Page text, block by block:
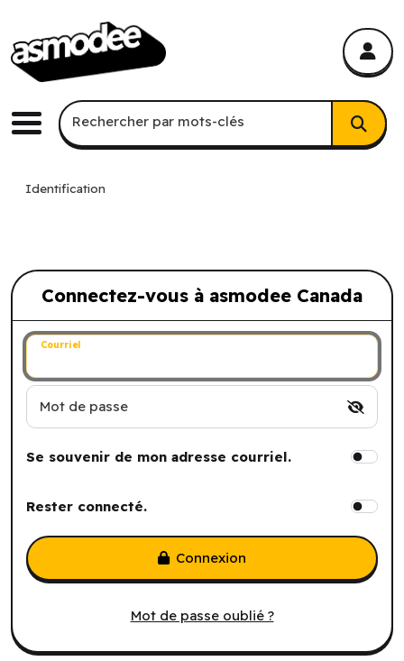
Menu
Recherche par mots-clés
Rechercher par mots-clés
Identification
Connectez-vous à asmodee Canada
Connectez-vous à asmodee Canada
Courriel
Mot de passe
Se souvenir de mon adresse courriel.
Rester connecté.
Mot de passe oublié ?
Connexion